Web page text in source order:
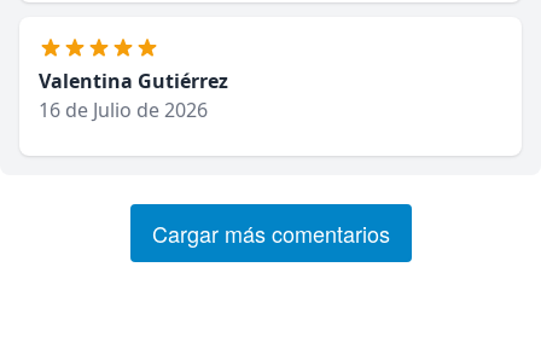
Valentina Gutiérrez
16 de Julio de 2026
Cargar más comentarios